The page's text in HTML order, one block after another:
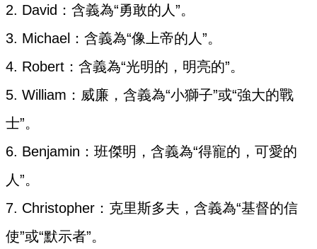
2. David：含義為“勇敢的人”。
3. Michael：含義為“像上帝的人”。
4. Robert：含義為“光明的，明亮的”。
5. William：威廉，含義為“小獅子”或“強大的戰
士”。
6. Benjamin：班傑明，含義為“得寵的，可愛的
人”。
7. Christopher：克里斯多夫，含義為“基督的信
使”或“默示者”。